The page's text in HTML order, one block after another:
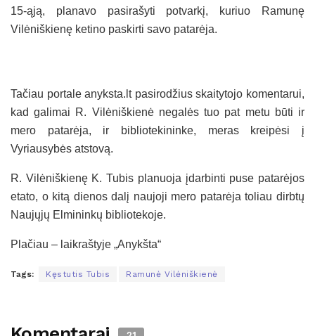
15-ąją, planavo pasirašyti potvarkį, kuriuo Ramunę
Vilėniškienę ketino paskirti savo patarėja.
Tačiau portale anyksta.lt pasirodžius skaitytojo komentarui,
kad galimai R. Vilėniškienė negalės tuo pat metu būti ir
mero patarėja, ir bibliotekininke, meras kreipėsi į
Vyriausybės atstovą.
R. Vilėniškienę K. Tubis planuoja įdarbinti puse patarėjos
etato, o kitą dienos dalį naujoji mero patarėja toliau dirbtų
Naujųjų Elmininkų bibliotekoje.
Plačiau – laikraštyje „Anykšta“
Tags: Kęstutis Tubis Ramunė Vilėniškienė